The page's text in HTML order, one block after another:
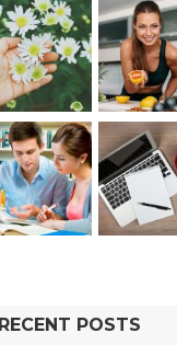
RECENT POSTS